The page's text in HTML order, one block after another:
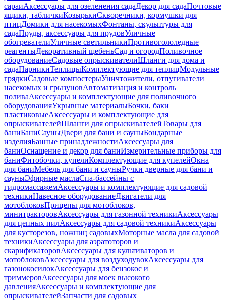
сараиАксессуары для озеленения садаДекор для садаПочтовые
ящики, табличкиКозырькиСкворечники, кормушки для
птицДомики для насекомыхФонтаны, скульптуры для
садаПруды, аксессуары для прудовУличные
обогревателиУличные светильникиПротивогололедные
реагентыДекоративный щебеньСад и огородПоливочное
оборудованиеСадовые опрыскивателиШланги для дома и
садаПарникиТеплицыКомплектующие для теплицМодульные
грядкиСадовые компостерыУничтожители, отпугиватели
насекомых и грызуновАвтоматизация и контроль
поливаАксессуары и комплектующие для поливочного
оборудованияУкрывные материалыБочки, баки
пластиковыеАксессуары и комплектующие для
опрыскивателейШланги для опрыскивателейТовары для
баниБаниСауныДвери для бани и сауныБондарные
изделияБанные принадлежностиАксессуары для
баниОснащение и декор для баниИзмерительные приборы для
баниФитобочки, купелиКомплектующие для купелейОкна
для баниМебель для бани и сауныРучки дверные для бани и
сауныЭфирные маслаСпа-бассейны с
гидромассажемАксессуары и комплектующие для садовой
техникиНавесное оборудованиеДвигатели для
мотоблоковПрицепы для мотоблоков,
минитракторовАксессуары для газонной техникиАксессуары
для цепных пилАксессуары для садовой техникиАксессуары
для кусторезов, ножниц садовыхМоторные масла для садовой
техникиАксессуары для аэратоторов и
скарификаторовАксессуары для культиваторов и
мотоблоковАксессуары для воздуходувокАксессуары для
газонокосилокАксессуары для бензокос и
триммеровАксессуары для моек высокого
давленияАксессуары и комплектующие для
опрыскивателейЗапчасти для садовых